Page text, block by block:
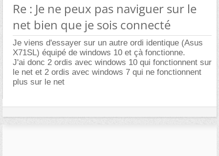
Re : Je ne peux pas naviguer sur le
net bien que je sois connecté
Je viens d'essayer sur un autre ordi identique (Asus
X71SL) équipé de windows 10 et çà fonctionne.
J'ai donc 2 ordis avec windows 10 qui fonctionnent sur
le net et 2 ordis avec windows 7 qui ne fonctionnent
plus sur le net